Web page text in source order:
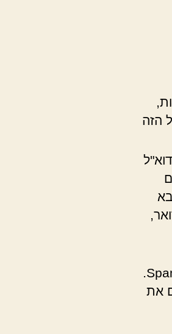
הזה
את